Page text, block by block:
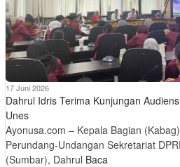
17 Juni 2026
Dahrul Idris Terima Kunjungan
Unes
Ayonusa.com – Kepala Bagian
Perundang-Undangan Sekretariat
(Sumbar), Dahrul Baca